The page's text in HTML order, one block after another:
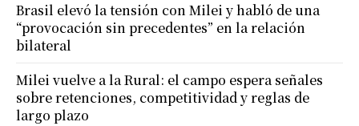
Brasil elevó la tensión con Milei y habló de una
“provocación sin precedentes” en la relación
bilateral
Milei vuelve a la Rural: el campo espera señales
sobre retenciones, competitividad y reglas de
largo plazo